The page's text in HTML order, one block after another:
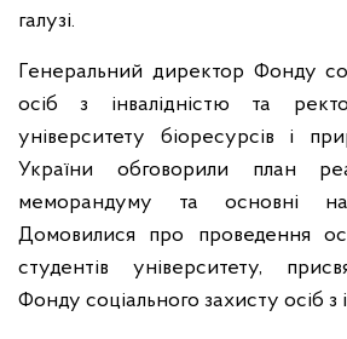
галузі.
Генеральний директор Фонду
осіб з інвалідністю та
університету біоресурсів і
України обговорили план
меморандуму та основні
Домовилися про проведення
студентів університету,
Фонду соціального захисту осіб з